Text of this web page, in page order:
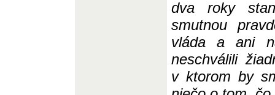
dva roky
smutnou
vláda a ani
neschválili
v ktorom by